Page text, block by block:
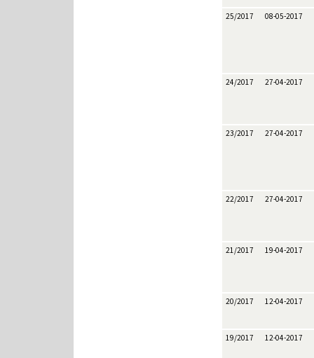
25/2017 08-05-2017
24/2017 27-04-2017
23/2017 27-04-2017
22/2017 27-04-2017
21/2017 19-04-2017
20/2017 12-04-2017
19/2017 12-04-2017